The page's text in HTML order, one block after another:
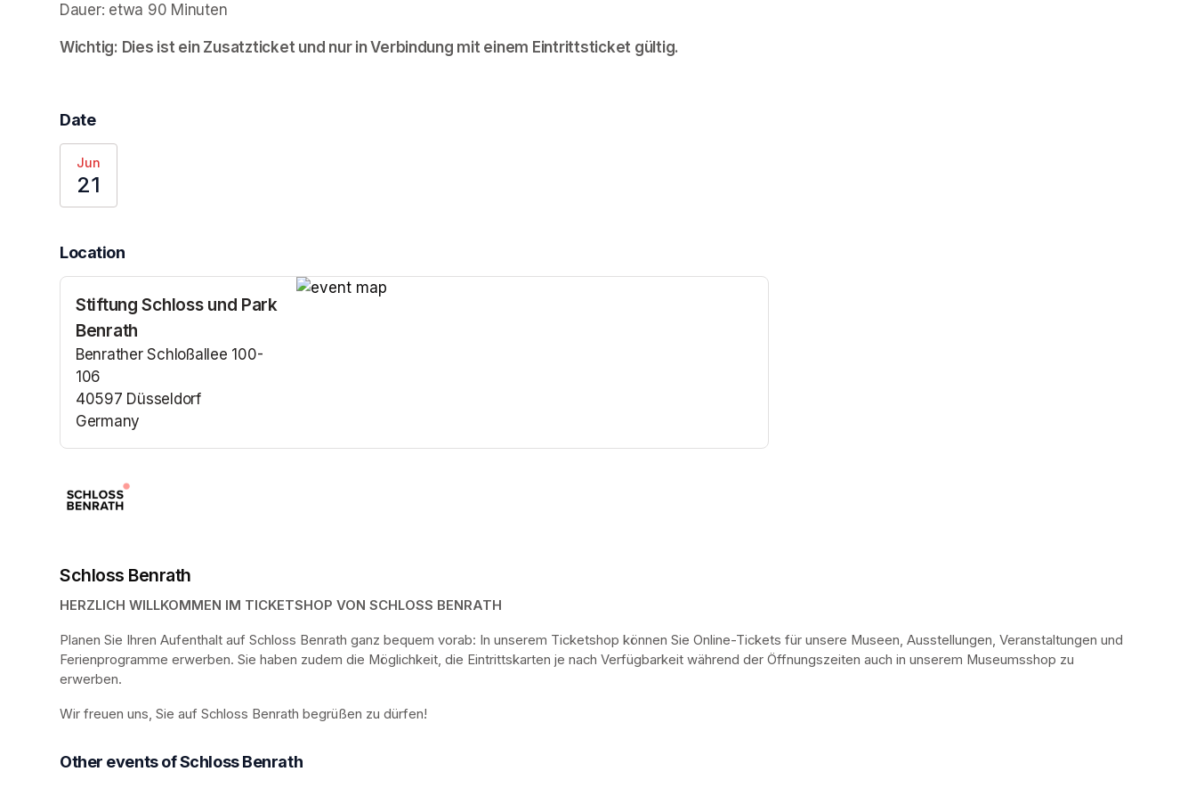
Dauer: etwa 90 Minuten
Wichtig: Dies ist ein Zusatzticket und nur in Verbindung mit einem Eintrittsticket gültig.
Date
Jun
21
Location
Stiftung Schloss und Park
Benrath
Benrather Schloßallee 100-
106
40597 Düsseldorf
Germany
(opens in a new tab)
Schloss Benrath
HERZLICH WILLKOMMEN IM TICKETSHOP VON SCHLOSS BENRATH
Planen Sie Ihren Aufenthalt auf Schloss Benrath ganz bequem vorab: In unserem Ticketshop können Sie Online-Tickets für unsere Museen, Ausstellungen, Veranstaltungen und
Ferienprogramme erwerben. Sie haben zudem die Möglichkeit, die Eintrittskarten je nach Verfügbarkeit während der Öffnungszeiten auch in unserem Museumsshop zu
erwerben.
Wir freuen uns, Sie auf Schloss Benrath begrüßen zu dürfen!
Other events of Schloss Benrath